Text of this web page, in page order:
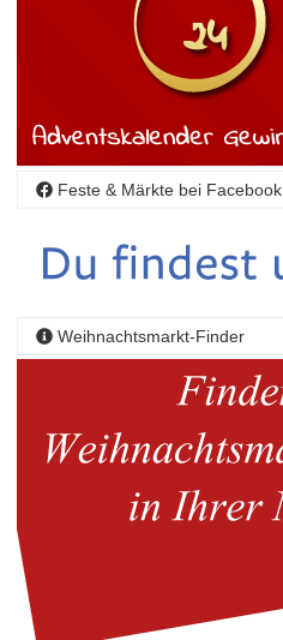
Feste & Märkte bei Facebook
Weihnachtsmarkt-Finder